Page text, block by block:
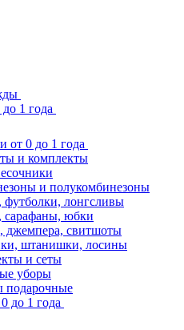
1 года
от 0 до 1 года
и комплекты
и полукомбинезоны
футболки, лонгсливы
сарафаны, юбки
джемпера, свитшоты
штанишки, лосины
и сеты
уборы
подарочные
до 1 года